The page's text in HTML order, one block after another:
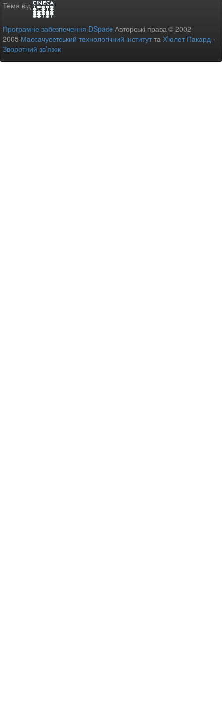
Тема від
Програмне забезпечення DSpace Авторські права © 2002-
2005 Массачусетський технологічний інститутта Х’юлет Пакард -
Зворотний зв’язок